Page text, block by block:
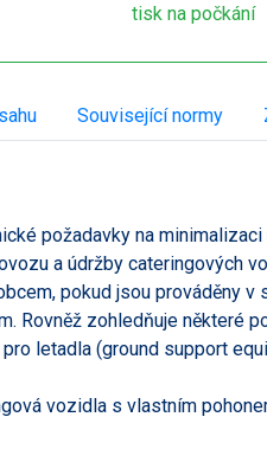
tisk na počkání
Související normy
požadavky na
a údržby cateringových
pokud jsou prováděny
Rovněž zohledňuje některé
letadla (ground support
vozidla s vlastním